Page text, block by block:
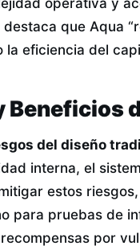
operativa y
que Aqua
eficiencia del
Beneficios
del diseño
interna, el
estos
para pruebas de
por